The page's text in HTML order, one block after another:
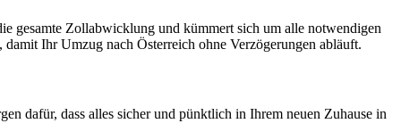
gesamte Zollabwicklung und kümmert sich um alle notwendigen
Ihr Umzug nach Österreich ohne Verzögerungen abläuft.
dafür, dass alles sicher und pünktlich in Ihrem neuen Zuhause in